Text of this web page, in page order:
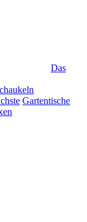
Das
Gartentische